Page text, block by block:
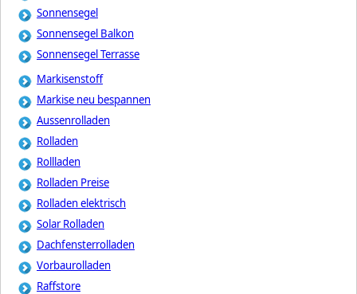
Sonnensegel
Sonnensegel Balkon
Sonnensegel Terrasse
Markisenstoff
Markise neu bespannen
Aussenrolladen
Rolladen
Rollladen
Rolladen Preise
Rolladen elektrisch
Solar Rolladen
Dachfensterrolladen
Vorbaurolladen
Raffstore